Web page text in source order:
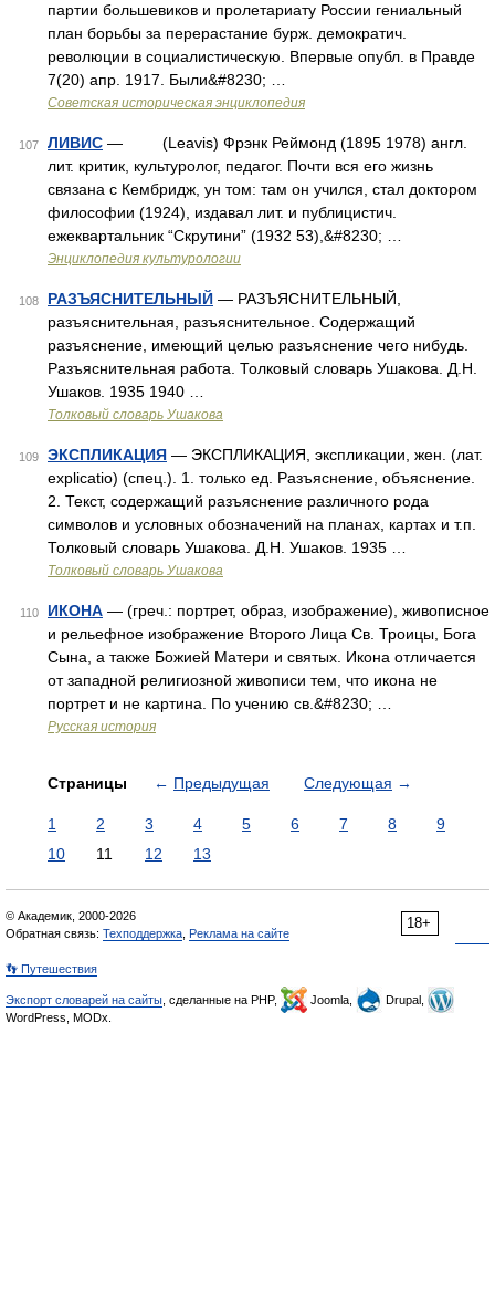
партии большевиков и пролетариату России гениальный
план борьбы за перерастание бурж. демократич.
революции в социалистическую. Впервые опубл. в Правде
7(20) апр. 1917. Были&#8230; …
Советская историческая энциклопедия
107 ЛИВИС — (Leavis) Фрэнк Реймонд (1895 1978) англ.
лит. критик, культуролог, педагог. Почти вся его жизнь
связана с Кембридж, ун том: там он учился, стал доктором
философии (1924), издавал лит. и публицистич.
ежеквартальник “Скрутини” (1932 53),&#8230; …
Энциклопедия культурологии
108 РАЗЪЯСНИТЕЛЬНЫЙ — РАЗЪЯСНИТЕЛЬНЫЙ,
разъяснительная, разъяснительное. Содержащий
разъяснение, имеющий целью разъяснение чего нибудь.
Разъяснительная работа. Толковый словарь Ушакова. Д.Н.
Ушаков. 1935 1940 …
Толковый словарь Ушакова
109 ЭКСПЛИКАЦИЯ — ЭКСПЛИКАЦИЯ, экспликации, жен. (лат.
explicatio) (спец.). 1. только ед. Разъяснение, объяснение.
2. Текст, содержащий разъяснение различного рода
символов и условных обозначений на планах, картах и т.п.
Толковый словарь Ушакова. Д.Н. Ушаков. 1935 …
Толковый словарь Ушакова
110 ИКОНА — (греч.: портрет, образ, изображение), живописное
и рельефное изображение Второго Лица Св. Троицы, Бога
Сына, а также Божией Матери и святых. Икона отличается
от западной религиозной живописи тем, что икона не
портрет и не картина. По учению св.&#8230; …
Русская история
Страницы ← Предыдущая Следующая →
1 2 3 4 5 6 7 8
9
10
11 12 13
18+
© Академик, 2000-2026
Обратная связь: Техподдержка Реклама на сайте
👣 Путешествия
Экспорт словарей на сайты , сделанные на PHP, Joomla,
Drupal,
WordPress, MODx.